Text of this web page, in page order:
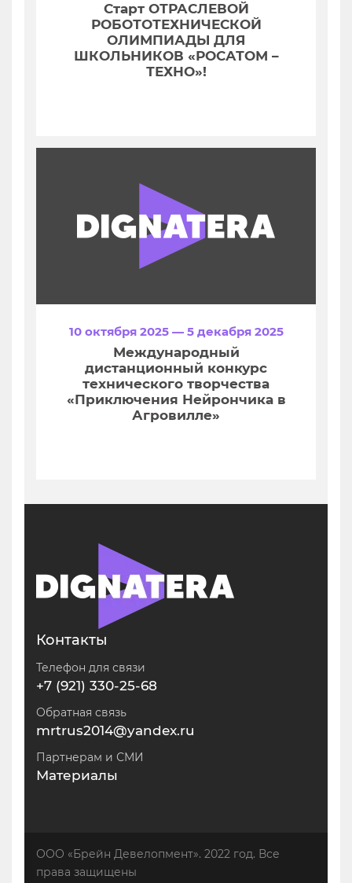
Старт ОТРАСЛЕВОЙ
РОБОТОТЕХНИЧЕСКОЙ
ОЛИМПИАДЫ ДЛЯ
ШКОЛЬНИКОВ «РОСАТОМ –
ТЕХНО»!
10 октября 2025 — 5 декабря 2025
Международный
дистанционный конкурс
технического творчества
«Приключения Нейрончика в
Агровилле»
Контакты
Телефон для связи
+7 (921) 330-25-68
Обратная связь
mrtrus2014@yandex.ru
Партнерам и СМИ
Материалы
ООО «Брейн Девелопмент». 2022 год. Все
права защищены